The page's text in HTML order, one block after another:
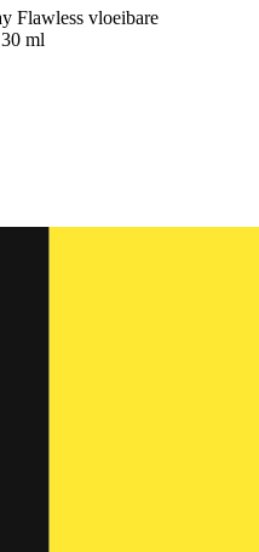
Flawless vloeibare
ml